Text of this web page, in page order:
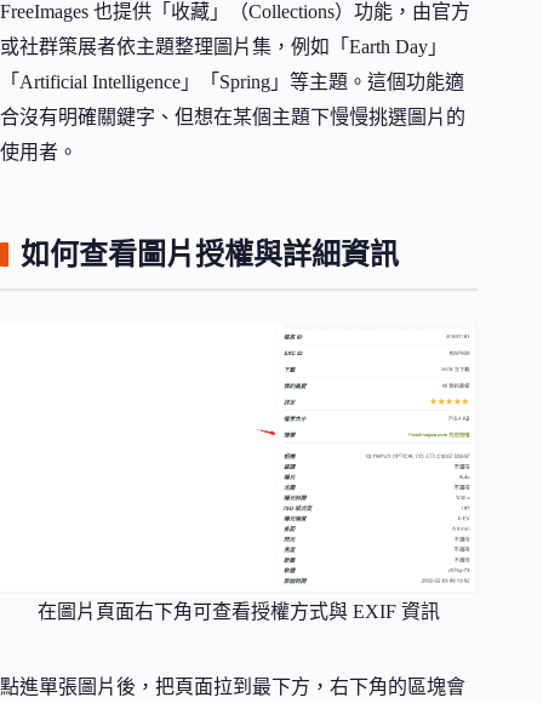
FreeImages 也提供「收藏」（Collections）功能，由官方
或社群策展者依主題整理圖片集，例如「Earth Day」
「Artificial Intelligence」「Spring」等主題。這個功能適
合沒有明確關鍵字、但想在某個主題下慢慢挑選圖片的
使用者。
如何查看圖片授權與詳細資訊
在圖片頁面右下角可查看授權方式與 EXIF 資訊
點進單張圖片後，把頁面拉到最下方，右下角的區塊會